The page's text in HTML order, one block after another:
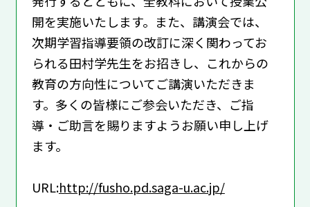
開を実施いたします。また、講演会では、
次期学習指導要領の改訂に深く関わってお
られる田村学先生をお招きし、これからの
教育の方向性についてご講演いただきま
す。多くの皆様にご参会いただき、ご指
導・ご助言を賜りますようお願い申し上げ
ます。
URL:http://fusho.pd.saga-u.ac.jp/